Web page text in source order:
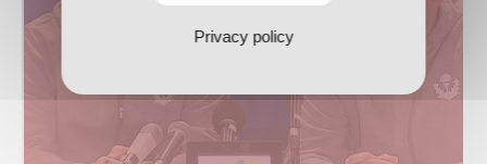
Privacy policy